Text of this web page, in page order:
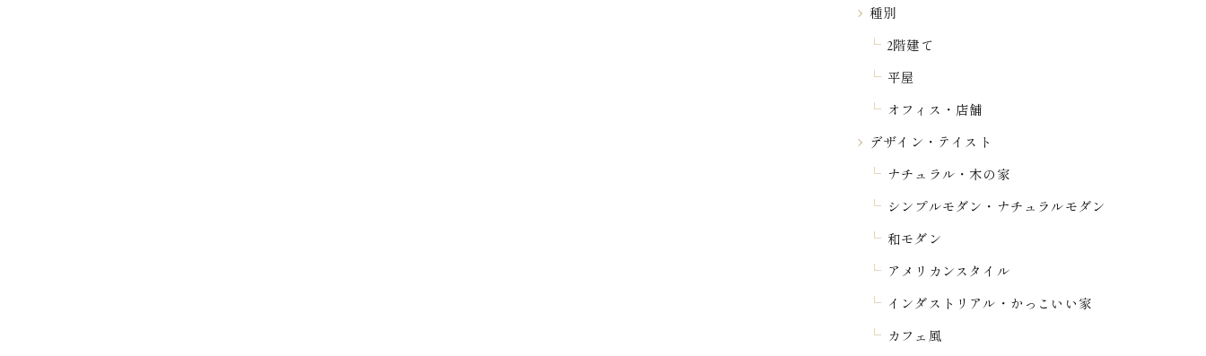
種別
2階建て
平屋
オフィス・店舗
デザイン・テイスト
ナチュラル・木の家
シンプルモダン・ナチュラルモダン
和モダン
アメリカンスタイル
インダストリアル・かっこいい家
カフェ風